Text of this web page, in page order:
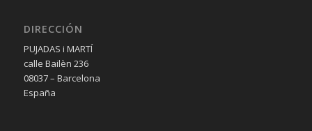
DIRECCIÓN
PUJADAS i MARTÍ
calle Bailèn 236
08037 – Barcelona
España